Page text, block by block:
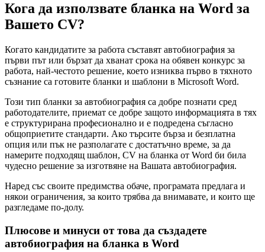
Кога да използвате бланка на Word за
Вашето CV?
Когато кандидатите за работа съставят автобиография за
първи път или бързат да хванат срока на обявен конкурс за
работа, най-честото решение, което изниква първо в тяхното
съзнание са готовите бланки и шаблони в Microsoft Word.
Този тип бланки за автобиография са добре познати сред
работодателите, приемат се добре защото информацията в тях
е структурирана професионално и е подредена съгласно
общоприетите стандарти. Ако търсите бърза и безплатна
опция или пък не разполагате с достатъчно време, за да
намерите подходящ шаблон, CV на бланка от Word би била
чудесно решение за изготвяне на Вашата автобиография.
Наред със своите предимства обаче, програмата предлага и
някои ограничения, за които трябва да внимавате, и които ще
разгледаме по-долу.
Плюсове и минуси от това да създадете
автобиография на бланка в Word